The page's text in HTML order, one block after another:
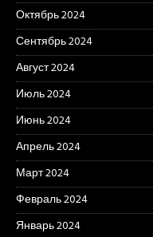
Октябрь 2024
Сентябрь 2024
Август 2024
Июль 2024
Июнь 2024
Апрель 2024
Март 2024
Февраль 2024
Январь 2024